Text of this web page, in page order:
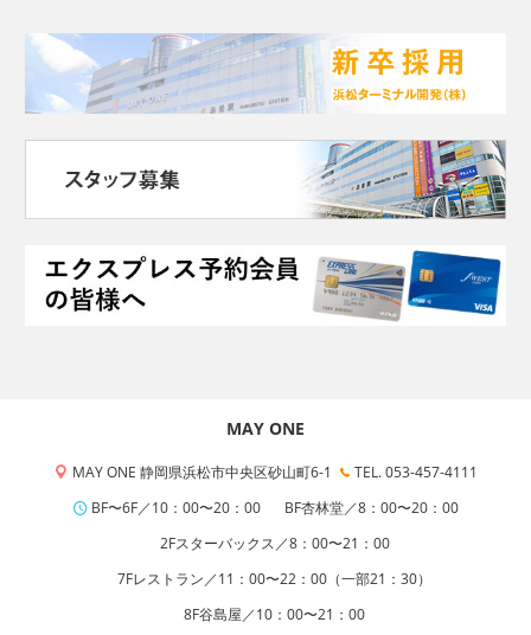
MAY ONE
MAY ONE 静岡県浜松市中央区砂山町6-1
TEL. 053-457-4111
BF〜6F／10：00〜20：00
BF杏林堂／8：00〜20：00
2Fスターバックス／8：00〜21：00
7Fレストラン／11：00〜22：00（一部21：30）
8F谷島屋／10：00〜21：00